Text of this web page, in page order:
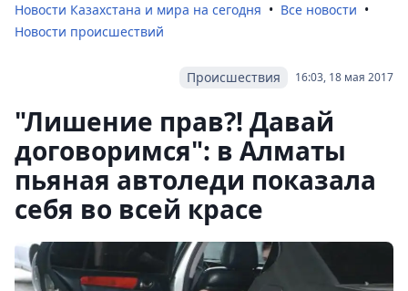
Новости Казахстана и мира на сегодня
Все новости
Новости происшествий
16:03, 18 мая 2017
Происшествия
"Лишение прав?! Давай
договоримся": в Алматы
пьяная автоледи показала
себя во всей красе